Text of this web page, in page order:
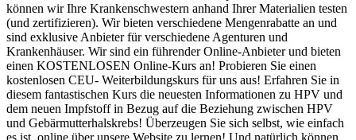
können wir Ihre Krankenschwestern anhand Ihrer Materialien testen
(und zertifizieren). Wir bieten verschiedene Mengenrabatte an und
sind exklusive Anbieter für verschiedene Agenturen und
Krankenhäuser. Wir sind ein führender Online-Anbieter und bieten
einen KOSTENLOSEN Online-Kurs an! Probieren Sie einen
kostenlosen CEU- Weiterbildungskurs für uns aus! Erfahren Sie in
diesem fantastischen Kurs die neuesten Informationen zu HPV und
dem neuen Impfstoff in Bezug auf die Beziehung zwischen HPV
und Gebärmutterhalskrebs! Überzeugen Sie sich selbst, wie einfach